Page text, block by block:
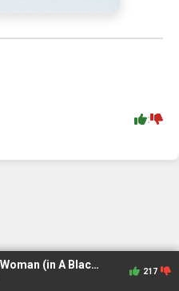
:
Long Cool Woman (in A Black Dress) 217